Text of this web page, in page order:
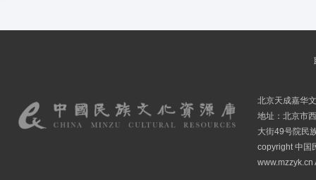
北京天成嘉华
地址：北京市
大街49号院民
copyright 中国